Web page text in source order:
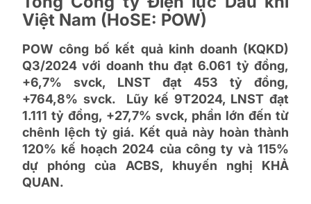
Việt Nam (HoSE: POW)
POW công bố kết quả kinh doanh (KQKD)
Q3/2024 với doanh thu đạt 6.061 tỷ đồng,
+6,7% svck, LNST đạt 453 tỷ đồng,
+764,8% svck. Lũy kế 9T2024, LNST đạt
1.111 tỷ đồng, +27,7% svck, phần lớn đến từ
chênh lệch tỷ giá. Kết quả này hoàn thành
120% kế hoạch 2024 của công ty và 115%
dự phóng của ACBS, khuyến nghị KHẢ
QUAN.